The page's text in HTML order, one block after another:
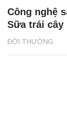
ĐỜI THƯỜNG
Công nghệ
Sữa trái cây